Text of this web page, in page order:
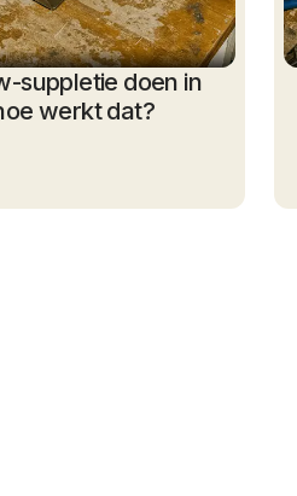
suppletie doen in
werkt dat?